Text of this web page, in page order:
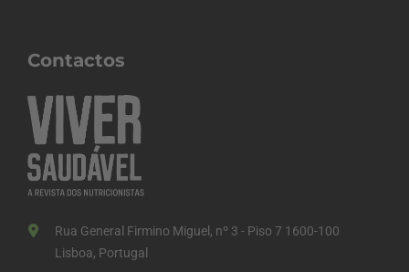
Contactos
Rua General Firmino Miguel, nº 3 - Piso 7 1600-100
Lisboa, Portugal